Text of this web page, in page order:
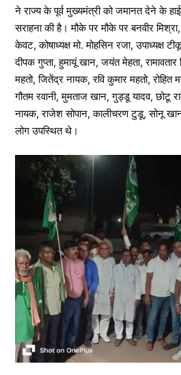
ने राज्य के पूर्व मुख्यमंत्री को जमानत देने के
सराहना की है। मौके पर मौके पर बनवीर
केवट, कोषाध्यक्ष मो. मोहसिन रजा, उपाध्यक्ष
दीपक गुप्ता, हुमायूं खान, जयंत मेहता,
महतो, जितेंद्र नायक, रवि कुमार महतो,
गौतम रवानी, मुमताज खान, गुड्डू यादव, छोटू
नायक, राजेश सोपान, कालीचरण टुडू, सोनू
लोग उपस्थित थे।